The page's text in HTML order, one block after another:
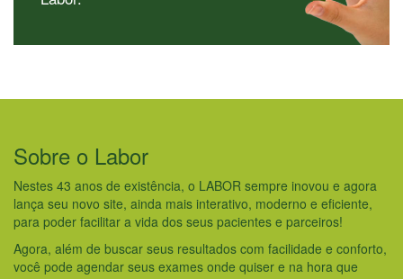
Sobre o Labor
Nestes 43 anos de existência, o LABOR sempre inovou e agora
lança seu novo site, ainda mais interativo, moderno e eficiente,
para poder facilitar a vida dos seus pacientes e parceiros!
Agora, além de buscar seus resultados com facilidade e conforto,
você pode agendar seus exames onde quiser e na hora que